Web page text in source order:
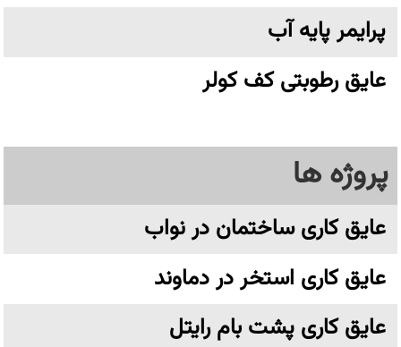
پرایمر پایه آب
عایق رطوبتی کف کولر
پروژه ها
عایق کاری ساختمان در نواب
عایق کاری استخر در دماوند
عایق کاری پشت بام رایتل